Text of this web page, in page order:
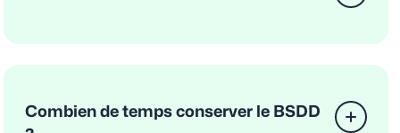
Combien de temps conserver le BSDD